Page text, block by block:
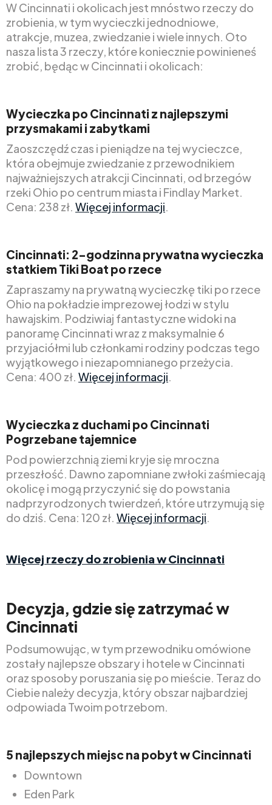
W Cincinnati i okolicach jest mnóstwo rzeczy do
zrobienia, w tym wycieczki jednodniowe,
atrakcje, muzea, zwiedzanie i wiele innych. Oto
nasza lista 3 rzeczy, które koniecznie powinieneś
zrobić, będąc w Cincinnati i okolicach:
Wycieczka po Cincinnati z najlepszymi
przysmakami i zabytkami
Zaoszczędź czas i pieniądze na tej wycieczce,
która obejmuje zwiedzanie z przewodnikiem
najważniejszych atrakcji Cincinnati, od brzegów
rzeki Ohio po centrum miasta i Findlay Market.
Cena: 238 zł. Więcej informacji.
Cincinnati: 2-godzinna prywatna wycieczka
statkiem Tiki Boat po rzece
Zapraszamy na prywatną wycieczkę tiki po rzece
Ohio na pokładzie imprezowej łodzi w stylu
hawajskim. Podziwiaj fantastyczne widoki na
panoramę Cincinnati wraz z maksymalnie 6
przyjaciółmi lub członkami rodziny podczas tego
wyjątkowego i niezapomnianego przeżycia.
Cena: 400 zł. Więcej informacji.
Wycieczka z duchami po Cincinnati
Pogrzebane tajemnice
Pod powierzchnią ziemi kryje się mroczna
przeszłość. Dawno zapomniane zwłoki zaśmiecają
okolicę i mogą przyczynić się do powstania
nadprzyrodzonych twierdzeń, które utrzymują się
do dziś. Cena: 120 zł. Więcej informacji.
Więcej rzeczy do zrobienia w Cincinnati
Decyzja, gdzie się zatrzymać w
Cincinnati
Podsumowując, w tym przewodniku omówione
zostały najlepsze obszary i hotele w Cincinnati
oraz sposoby poruszania się po mieście. Teraz do
Ciebie należy decyzja, który obszar najbardziej
odpowiada Twoim potrzebom.
5 najlepszych miejsc na pobyt w Cincinnati
Downtown
Eden Park